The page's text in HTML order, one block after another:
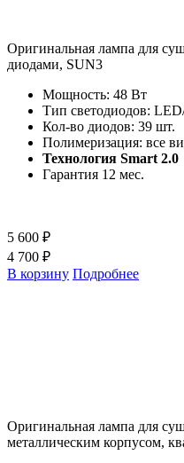
Оригинальная лампа для
диодами, SUN3
Мощность: 48 Вт
Тип светодиодов:
Кол-во диодов: 39 шт.
Полимеризация: все
Технология Smart 2.0
Гарантия 12 мес.
5 600 ₽
4 700 ₽
В корзину Подробнее
Оригинальная лампа для
металлическим корпусом,